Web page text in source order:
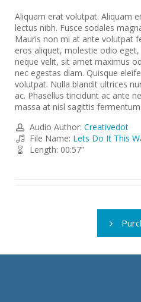
Aliquam erat volutpat. Aliquam
lectus nibh. Fusce sodales
Mauris non mi at ante volutpat
eros aliquet, molestie odio
neque velit, sit amet maximus
nec egestas diam. Quisque
volutpat. Nulla blandit ultrices
ac. Phasellus tincidunt ac ante
massa at nisl sagittis
Audio Author: Creativedot
File Name: Lets Do It This
Length: 00:57”